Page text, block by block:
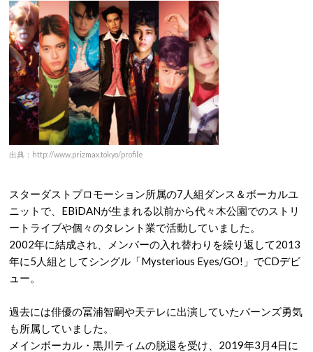
出典：http://www.prizmax.tokyo/profile
スターダストプロモーション所属の7人組ダンス＆ボーカルユ
ニットで、EBiDANが生まれる以前から代々木公園でのストリ
ートライブや個々のタレント業で活動していました。
2002年に結成され、メンバーの入れ替わりを繰り返して2013
年に5人組としてシングル「Mysterious Eyes/GO!」でCDデビ
ュー。
過去には俳優の冨浦智嗣や天テレに出演していたバーンズ勇気
も所属していました。
メインボーカル・黒川ティムの脱退を受け、2019年3月4日に